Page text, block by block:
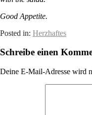
Good Appetite.
Posted in: Herzhaftes
Schreibe einen
Deine E-Mail-Adresse wird